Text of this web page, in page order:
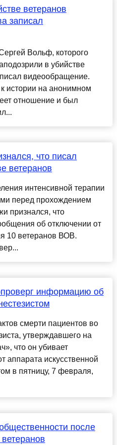
ветеранов
записал
Вольф, которого
в убийстве
видеообращение.
истории на анонимном
отношение и был
что писал
ветеранов
интенсивной терапии
перед прохождением
признался, что
об отключении от
10 ветеранов ВОВ.
информацию об
смерти пациентов во
утверждавшего на
что он убивает
аппарата искусственной
в пятницу, 7 февраля,
после